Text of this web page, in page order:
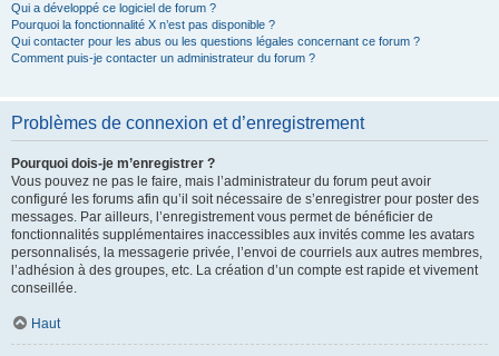
Qui a développé ce logiciel de forum ?
Pourquoi la fonctionnalité X n’est pas disponible ?
Qui contacter pour les abus ou les questions légales concernant ce forum ?
Comment puis-je contacter un administrateur du forum ?
Problèmes de connexion et d’enregistrement
Pourquoi dois-je m’enregistrer ?
Vous pouvez ne pas le faire, mais l’administrateur du forum peut avoir
configuré les forums afin qu’il soit nécessaire de s’enregistrer pour poster des
messages. Par ailleurs, l’enregistrement vous permet de bénéficier de
fonctionnalités supplémentaires inaccessibles aux invités comme les avatars
personnalisés, la messagerie privée, l’envoi de courriels aux autres membres,
l’adhésion à des groupes, etc. La création d’un compte est rapide et vivement
conseillée.
Haut